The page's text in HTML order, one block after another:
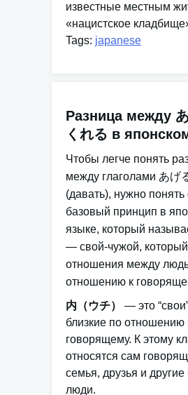
известные местным
«нацистское
Tags: japanese
Разница между
くれる в
Чтобы легче понять
между глаголами あげ
(давать), нужно понять
базовый принцип в
языке, который
— свой-чужой,
отношения между
отношению к
内（ウチ）
— это
близкие по отношению
говорящему. К этому
относятся сам
семья, друзья и другие
люди.